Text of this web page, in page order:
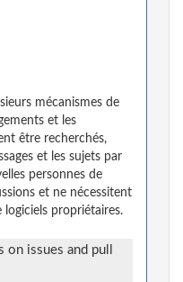
mécanismes de
et les
être recherchés,
et les sujets par
personnes de
et ne nécessitent
propriétaires.
issues and pull